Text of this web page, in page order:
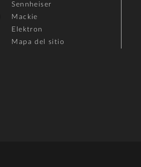
Sennheiser
Mackie
Elektron
Mapa del sitio